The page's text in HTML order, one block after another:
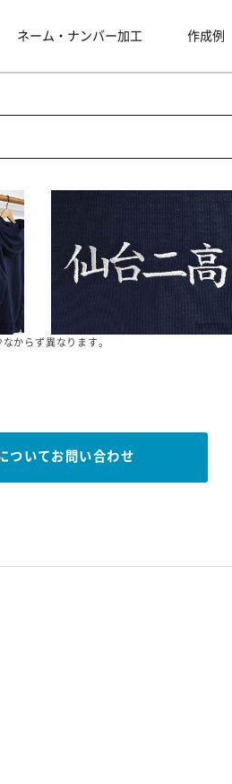
ネーム・ナンバー加工 作成例
からず異なります。
ついてお問い合わせ